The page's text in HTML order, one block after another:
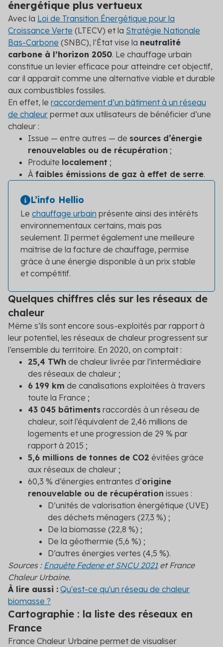
énergétique plus vertueux
Avec la Loi de Transition Énergétique pour la
Croissance Verte (LTECV) et la Stratégie Nationale
Bas-Carbone (SNBC), l’État vise la neutralité
carbone à l’horizon 2050. Le chauffage urbain
constitue un levier efficace pour atteindre cet objectif,
car il apparaît comme une alternative viable et durable
aux combustibles fossiles.
En effet, le raccordement d’un bâtiment à un réseau
de chaleur permet aux utilisateurs de bénéficier d’une
chaleur :
Issue — entre autres — de sources d’énergie
renouvelables ou de récupération ;
Produite localement ;
À faibles émissions de gaz à effet de serre.
L’info Hellio
Le chauffage urbain présente ainsi des intérêts
environnementaux certains, mais pas
seulement. Il permet également une meilleure
maîtrise de la facture de chauffage, permise
grâce à une énergie disponible à un prix stable
et compétitif.
Quelques chiffres clés sur les réseaux de
chaleur
Même s’ils sont encore sous-exploités par rapport à
leur potentiel, les réseaux de chaleur progressent sur
l’ensemble du territoire. En 2020, on comptait :
25,4 TWh de chaleur livrée par l’intermédiaire
des réseaux de chaleur ;
6 199 km de canalisations exploitées à travers
toute la France ;
43 045 bâtiments raccordés à un réseau de
chaleur, soit l’équivalent de 2,46 millions de
logements et une progression de 29 % par
rapport à 2015 ;
5,6 millions de tonnes de CO2 évitées grâce
aux réseaux de chaleur ;
60,3 % d’énergies entrantes d’origine
renouvelable ou de récupération issues :
D’unités de valorisation énergétique (UVE)
des déchets ménagers (27,3 %) ;
De la biomasse (22,8 %) ;
De la géothermie (5,6 %) ;
D’autres énergies vertes (4,5 %).
Sources : Enquête Fedene et SNCU 2021et France
Chaleur Urbaine.
À lire aussi : Qu'est-ce qu'un réseau de chaleur
biomasse ?
Cartographie : la liste des réseaux en
France
France Chaleur Urbaine permet de visualiser